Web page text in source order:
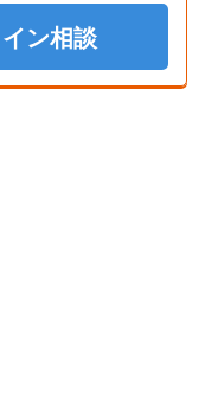
ン相談